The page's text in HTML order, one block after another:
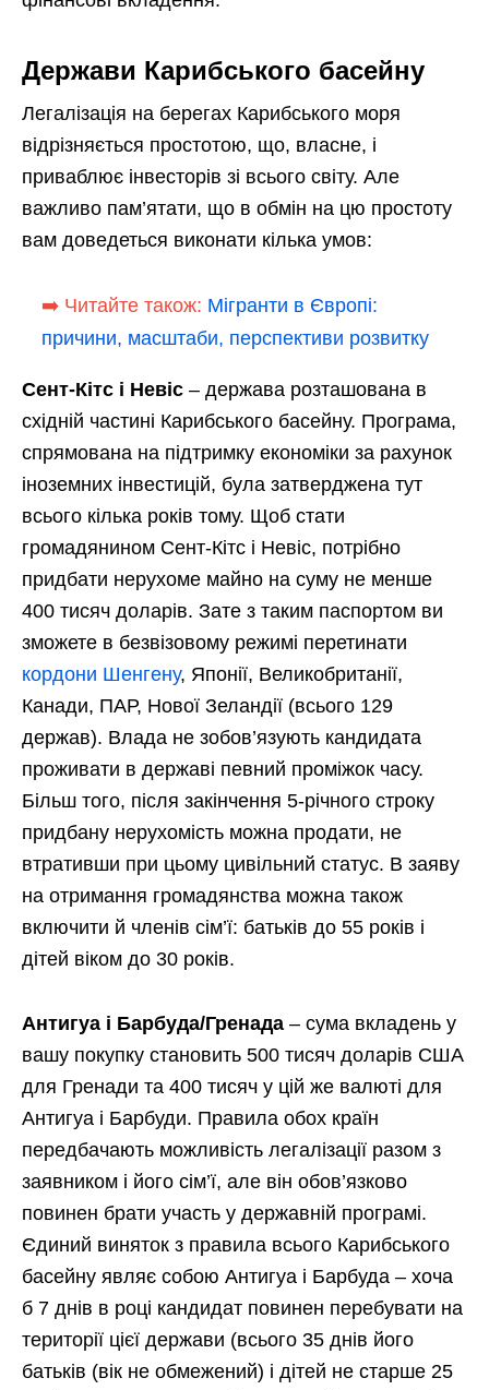
Держави Карибського басейну
Легалізація на берегах Карибського моря
відрізняється простотою, що, власне, і
приваблює інвесторів зі всього світу. Але
важливо пам’ятати, що в обмін на цю простоту
вам доведеться виконати кілька умов:
➡️ Читайте також: Мігранти в Європі:
причини, масштаби, перспективи розвитку
Сент-Кітс і Невіс – держава розташована в
східній частині Карибського басейну. Програма,
спрямована на підтримку економіки за рахунок
іноземних інвестицій, була затверджена тут
всього кілька років тому. Щоб стати
громадянином Сент-Кітс і Невіс, потрібно
придбати нерухоме майно на суму не менше
400 тисяч доларів. Зате з таким паспортом ви
зможете в безвізовому режимі перетинати
кордони Шенгену, Японії, Великобританії,
Канади, ПАР, Нової Зеландії (всього 129
держав). Влада не зобов’язують кандидата
проживати в державі певний проміжок часу.
Більш того, після закінчення 5-річного строку
придбану нерухомість можна продати, не
втративши при цьому цивільний статус. В заяву
на отримання громадянства можна також
включити й членів сім’ї: батьків до 55 років і
дітей віком до 30 років.
Антигуа і Барбуда/Гренада – сума вкладень у
вашу покупку становить 500 тисяч доларів США
для Гренади та 400 тисяч у цій же валюті для
Антигуа і Барбуди. Правила обох країн
передбачають можливість легалізації разом з
заявником і його сім’ї, але він обов’язково
повинен брати участь у державній програмі.
Єдиний виняток з правила всього Карибського
басейну являє собою Антигуа і Барбуда – хоча
б 7 днів в році кандидат повинен перебувати на
території цієї держави (всього 35 днів його
батьків (вік не обмежений) і дітей не старше 25